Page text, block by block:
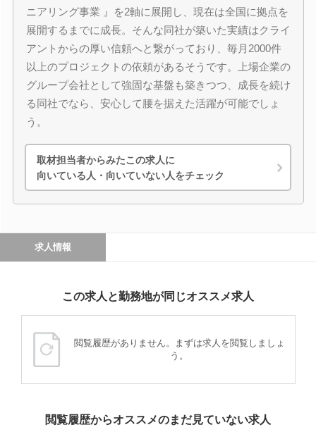
ニアリング事業 』を2軸に展開し、現在は全国に拠点を
展開するまでに成長。そんな同社が築いた実績はクライ
アントからの厚い信頼へと繋がっており、毎月2000件
以上のプロジェクトの依頼があるそうです。上場企業の
グループ会社として強固な基盤も築きつつ、成長を続け
る同社でなら、安心して腰を据えた活躍が可能でしょ
う。
取材担当者からみたこの求人に
向いている人・向いていない人をチェック
求人情報
この求人と勤務地が同じオススメ求人
閲覧履歴がありません。まずは求人を閲覧しましょ
う。
閲覧履歴からオススメのまだ見ていない求人